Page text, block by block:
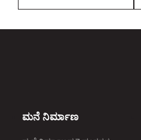
ಮನೆ ನಿರ್ಮಾಣ